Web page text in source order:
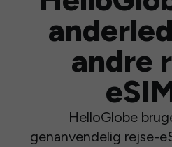
andre
HelloGlobe
genanvendelig rejse-